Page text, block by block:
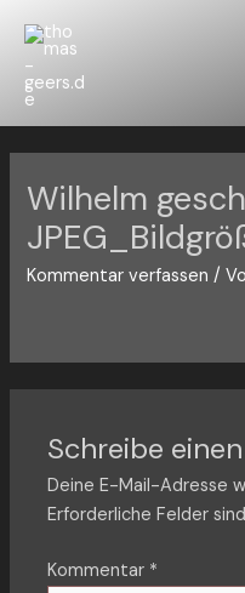
Inhalt
springen
Wilhelm
Kommentar verfassen /
Schreibe
Deine E-Mail-Adresse
Erforderliche Felder
Kommentar *